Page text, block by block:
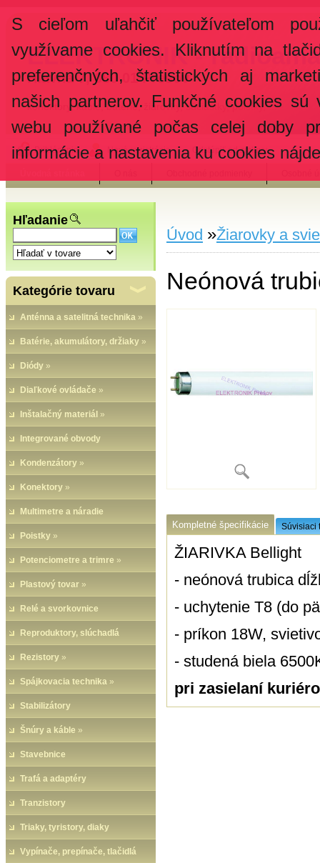
S cieľom uľahčiť používateľom
využívame cookies. Kliknutím na
preferenčných, štatistických aj
našich partnerov. Funkčné cookies sú
webu používané počas celej doby
informácie a nastavenia ku cookies
ELEKTRONIK -
Hlavná 7, 080 01 Prešov
konektory, káble, batérie, žiarovky, súčiastky, poistky, ...
Prihlásenie Nová registrácia Odstúpiť od zmluvy
Hľadanie
Kategórie tovaru
Anténna a satelitná technika »
Batérie, akumulátory, držiaky »
Diódy »
Diaľkové ovládače »
Inštalačný materiál »
Integrované obvody
Kondenzátory »
Konektory »
Multimetre a náradie
Poistky »
Potenciometre a trimre »
Plastový tovar »
Relé a svorkovnice
Reproduktory, slúchadlá
Rezistory »
Spájkovacia technika »
Stabilizátory
Šnúry a káble »
Stavebnice
Trafá a adaptéry
Tranzistory
Triaky, tyristory, diaky
Vypínače, prepínače, tlačidlá
Úvod »Žiarovky a
Neónová
Kompletné špecifikácie Súvisiaci
ŽIARIVKA Bellight
- neónová trubica
- uchytenie T8 (do
- príkon 18W,
- studená biela
pri zasielaní